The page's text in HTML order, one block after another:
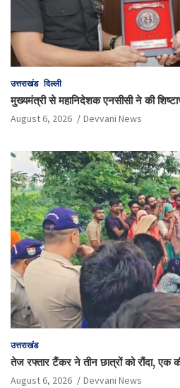
उत्तराखंड दिल्ली
मुख्यमंत्री से महानिदेशक एनसीसी ने की
August 6, 2026 Devvani News
उत्तराखंड
तेज रफ्तार टैंकर ने तीन छात्रों को रौंदा, एक
August 6, 2026 Devvani News